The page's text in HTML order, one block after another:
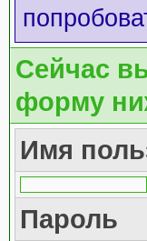
Сейчас
форму
Имя
Пароль